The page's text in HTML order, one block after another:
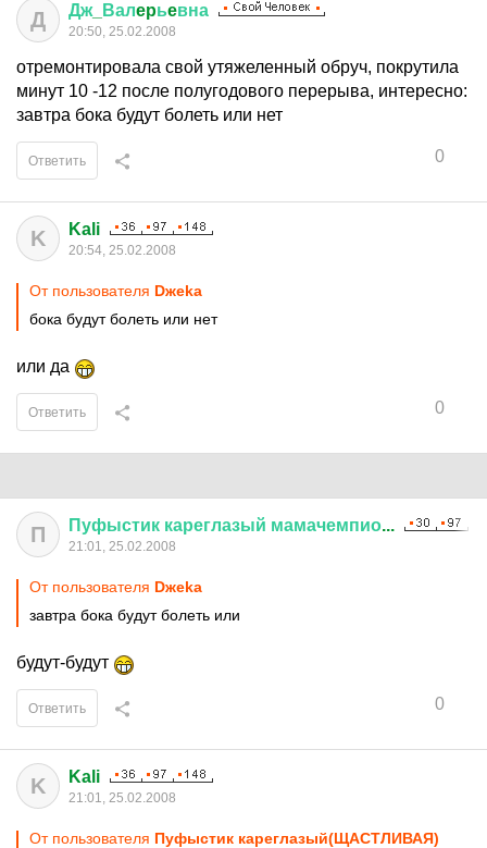
Д Дж_ Валepьeвна
20:50, 25.02.2008
отремонтировала свой утяжеленный обруч, покрутила
минут 10 -12 после полугодового перерыва, интересно:
завтра бока будут болеть или нет
0
Ответить
K Kali
20:54, 25.02.2008
От пользователя Dжеkа
бока будут болеть или нет
или да
0
Ответить
П Пуфыстик кареглазый мамачемпио...
21:01, 25.02.2008
От пользователя Dжеkа
завтра бока будут болеть или
будут-будут
0
Ответить
K Kali
21:01, 25.02.2008
От пользователя Пуфыстик кареглазый(ЩАСТЛИВАЯ)